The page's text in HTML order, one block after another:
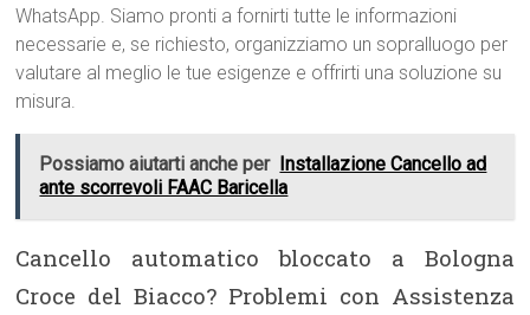
WhatsApp. Siamo pronti a fornirti tutte le informazioni
necessarie e, se richiesto, organizziamo un sopralluogo per
valutare al meglio le tue esigenze e offrirti una soluzione su
misura.
Possiamo aiutarti anche per Installazione Cancello ad
ante scorrevoli FAAC Baricella
Cancello automatico bloccato a Bologna
Croce del Biacco? Problemi con Assistenza